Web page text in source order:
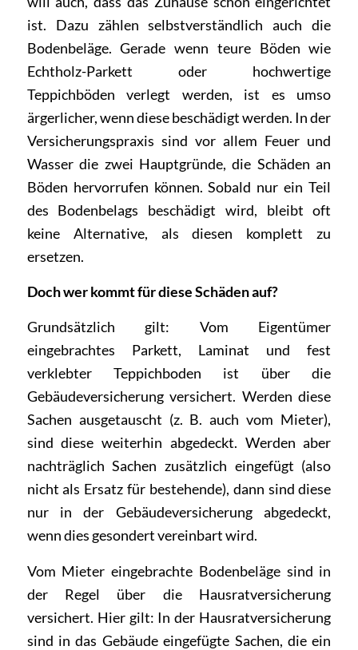
ist. Dazu zählen selbstverständlich auch die
Bodenbeläge. Gerade wenn teure Böden wie
Echtholz-Parkett oder hochwertige
Teppichböden verlegt werden, ist es umso
ärgerlicher, wenn diese beschädigt werden. In der
Versicherungspraxis sind vor allem Feuer und
Wasser die zwei Hauptgründe, die Schäden an
Böden hervorrufen können. Sobald nur ein Teil
des Bodenbelags beschädigt wird, bleibt oft
keine Alternative, als diesen komplett zu
ersetzen.
Doch wer kommt für diese Schäden auf?
Grundsätzlich gilt: Vom Eigentümer
eingebrachtes Parkett, Laminat und fest
verklebter Teppichboden ist über die
Gebäudeversicherung versichert. Werden diese
Sachen ausgetauscht (z. B. auch vom Mieter),
sind diese weiterhin abgedeckt. Werden aber
nachträglich Sachen zusätzlich eingefügt (also
nicht als Ersatz für bestehende), dann sind diese
nur in der Gebäudeversicherung abgedeckt,
wenn dies gesondert vereinbart wird.
Vom Mieter eingebrachte Bodenbeläge sind in
der Regel über die Hausratversicherung
versichert. Hier gilt: In der Hausratversicherung
sind in das Gebäude eingefügte Sachen, die ein